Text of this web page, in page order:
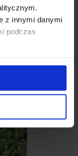
z innymi danymi
podczas